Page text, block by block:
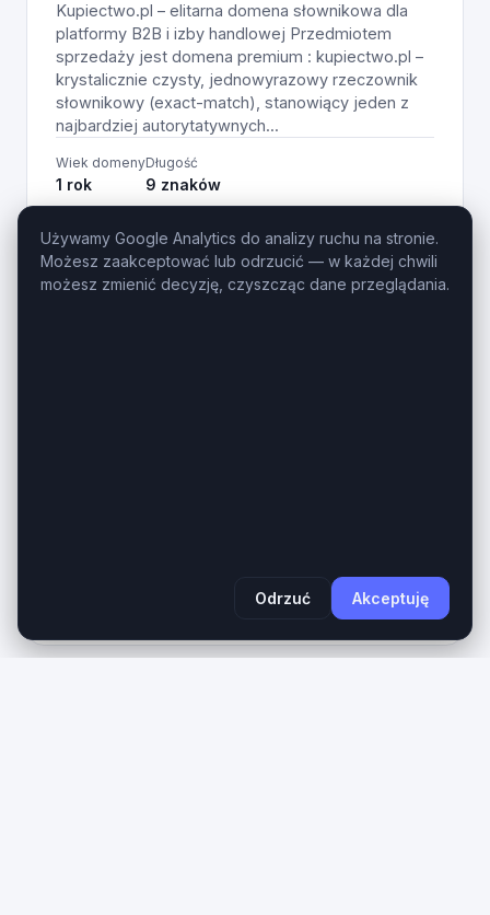
Kupiectwo.pl – elitarna domena słownikowa dla
platformy B2B i izby handlowej Przedmiotem
sprzedaży jest domena premium : kupiectwo.pl –
krystalicznie czysty, jednowyrazowy rzeczownik
słownikowy (exact-match), stanowiący jeden z
najbardziej autorytatywnych...
Wiek domeny
1 rok
Długość
9 znaków
590PLN Zobacz na giełdzie
Zobacz na giełdzie
Używamy Google Analytics do analizy ruchu na stronie.
Możesz zaakceptować lub odrzucić — w każdej chwili
możesz zmienić decyzję, czyszcząc dane przeglądania.
Odrzuć Akceptuję